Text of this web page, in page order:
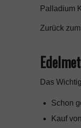
Palladium
Zurück
Das
Schon
Kauf